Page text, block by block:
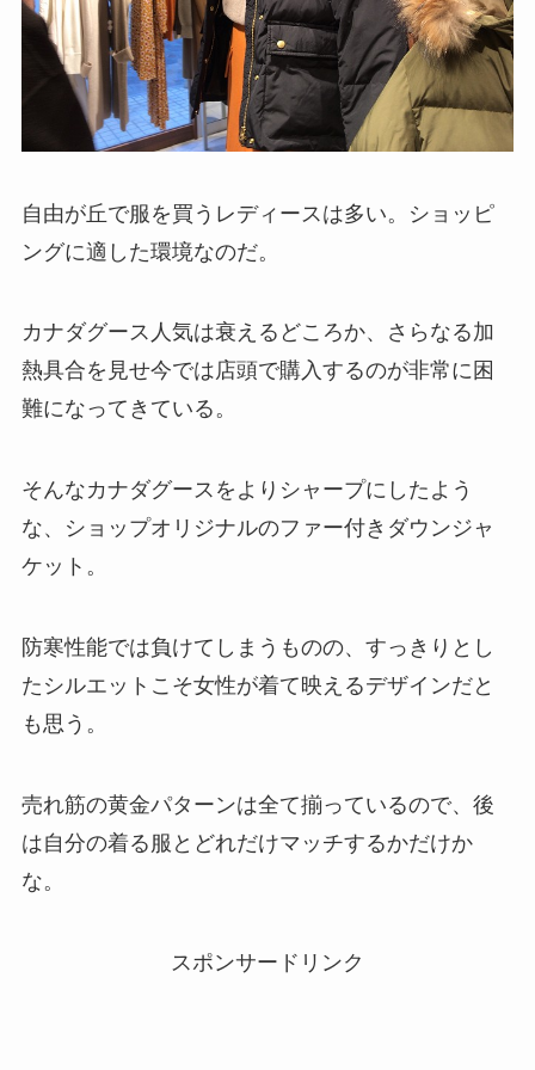
自由が丘で服を買うレディースは多い。ショッピ
ングに適した環境なのだ。
カナダグース人気は衰えるどころか、さらなる加
熱具合を見せ今では店頭で購入するのが非常に困
難になってきている。
そんなカナダグースをよりシャープにしたよう
な、ショップオリジナルのファー付きダウンジャ
ケット。
防寒性能では負けてしまうものの、すっきりとし
たシルエットこそ女性が着て映えるデザインだと
も思う。
売れ筋の黄金パターンは全て揃っているので、後
は自分の着る服とどれだけマッチするかだけか
な。
スポンサードリンク